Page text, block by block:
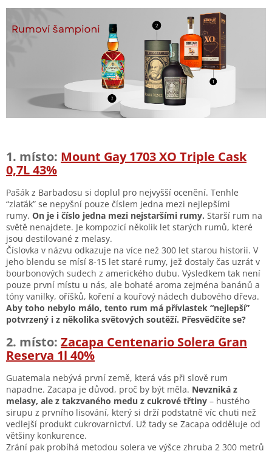
1. místo: Mount Gay 1703 XO Triple Cask
0,7L 43%
Pašák z Barbadosu si doplul pro nejvyšší ocenění. Tenhle
“zlaťák” se nepyšní pouze číslem jedna mezi nejlepšími
rumy. On je i číslo jedna mezi nejstaršími rumy. Starší rum na
světě nenajdete. Je kompozicí několik let starých rumů, které
jsou destilované z melasy.
Číslovka v názvu odkazuje na více než 300 let starou historii. V
jeho blendu se mísí 8-15 let staré rumy, jež dostaly čas uzrát v
bourbonových sudech z amerického dubu. Výsledkem tak není
pouze první místu u nás, ale bohaté aroma zejména banánů a
tóny vanilky, oříšků, koření a kouřový nádech dubového dřeva.
Aby toho nebylo málo, tento rum má přívlastek “nejlepší”
potvrzený i z několika světových soutěží. Přesvědčíte se?
2. místo: Zacapa Centenario Solera Gran
Reserva 1l 40%
Guatemala nebývá první země, která vás při slově rum
napadne. Zacapa je důvod, proč by být měla. Nevzniká z
melasy, ale z takzvaného medu z cukrové třtiny – hustého
sirupu z prvního lisování, který si drží podstatně víc chuti než
vedlejší produkt cukrovarnictví. Už tady se Zacapa odděluje od
většiny konkurence.
Zrání pak probíhá metodou solera ve výšce zhruba 2 300 metrů